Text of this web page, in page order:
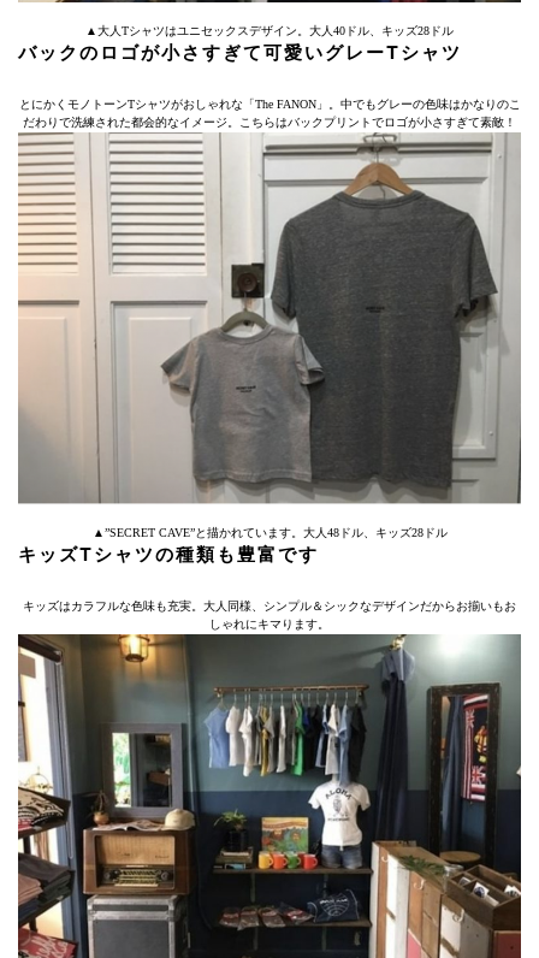
▲大人Tシャツはユニセックスデザイン。大人40ドル、キッズ28ドル
バックのロゴが小さすぎて可愛いグレーTシャツ
とにかくモノトーンTシャツがおしゃれな「The FANON」。中でもグレーの色味はかなりのこ
だわりで洗練された都会的なイメージ。こちらはバックプリントでロゴが小さすぎて素敵！
▲”SECRET CAVE”と描かれています。大人48ドル、キッズ28ドル
キッズTシャツの種類も豊富です
キッズはカラフルな色味も充実。大人同様、シンプル＆シックなデザインだからお揃いもお
しゃれにキマります。